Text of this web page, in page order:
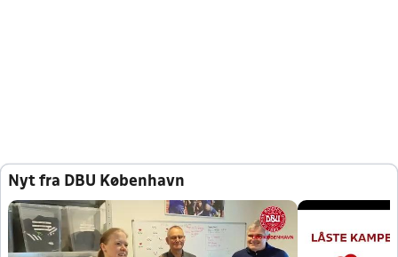
Nyt fra DBU København